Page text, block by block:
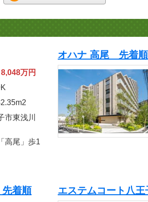
万円
2
市東浅川
高尾」歩1
オハナ 高尾 先着順
着順 エステムコート八